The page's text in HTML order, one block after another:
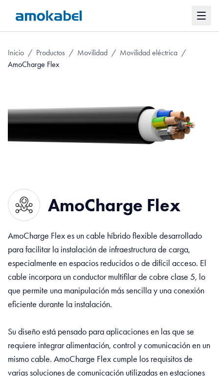
Inicio / Productos / Movilidad / Movilidad eléctrica /
AmoCharge Flex
AmoCharge Flex
AmoCharge Flex es un cable híbrido flexible desarrollado
para facilitar la instalación de infraestructura de carga,
especialmente en espacios reducidos o de difícil acceso. El
cable incorpora un conductor multifilar de cobre clase 5, lo
que permite una manipulación más sencilla y una conexión
eficiente durante la instalación.
Su diseño está pensado para aplicaciones en las que se
requiere integrar alimentación, control y comunicación en un
mismo cable. AmoCharge Flex cumple los requisitos de
varias soluciones de comunicación utilizadas en estaciones